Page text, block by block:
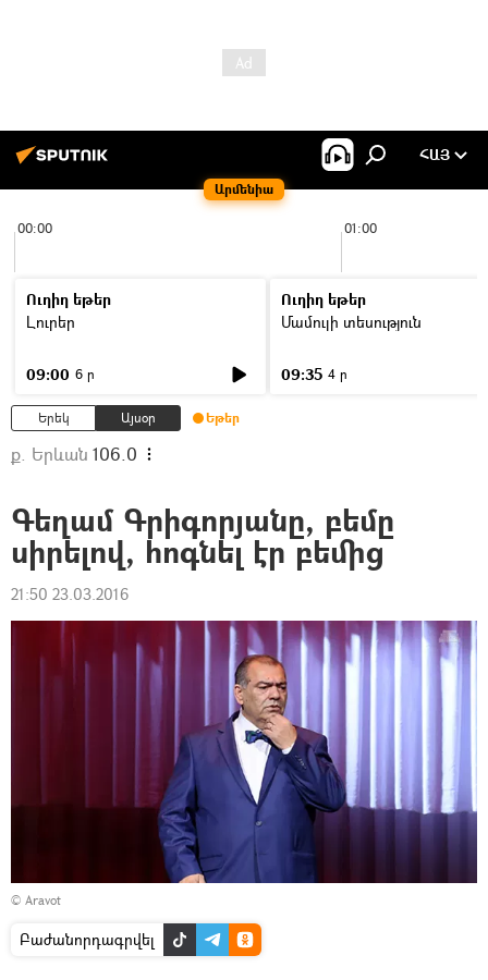
Արմենիա
ՀԱՅ
00:00 01:00
Ուղիղ եթեր
Լուրեր
09:00 6 ր
Ուղիղ եթեր
Մամուլի տեսություն
09:35 4 ր
Երեկ Այսօր Եթեր
ք. Երևան 106.0
Գեղամ Գրիգորյանը, բեմը
սիրելով, հոգնել էր բեմից
21:50 23.03.2016
© Aravot
Բաժանորդագրվել